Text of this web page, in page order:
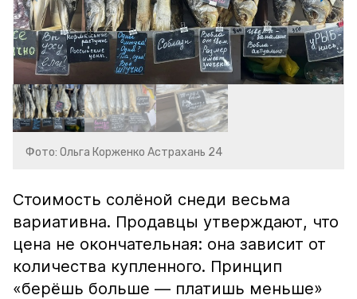
Фото: Ольга Корженко Астрахань 24
Стоимость солёной снеди весьма
вариативна. Продавцы утверждают, что
цена не окончательная: она зависит от
количества купленного. Принцип
«берёшь больше — платишь меньше»